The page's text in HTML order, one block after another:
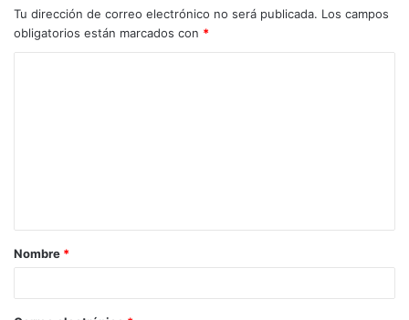
Tu dirección de correo electrónico no será publicada. Los campos
obligatorios están marcados con *
Nombre *